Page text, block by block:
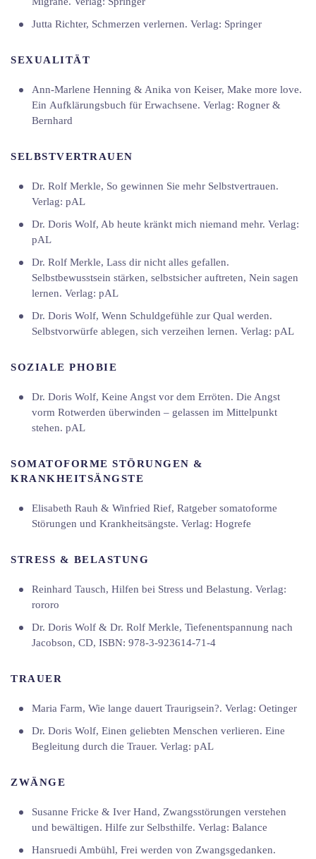
Jutta Richter, Schmerzen verlernen. Verlag: Springer
SEXUALITÄT
Ann-Marlene Henning & Anika von Keiser, Make more love.
Ein Aufklärungsbuch für Erwachsene. Verlag: Rogner &
Bernhard
SELBSTVERTRAUEN
Dr. Rolf Merkle, So gewinnen Sie mehr Selbstvertrauen.
Verlag: pAL
Dr. Doris Wolf, Ab heute kränkt mich niemand mehr. Verlag:
pAL
Dr. Rolf Merkle, Lass dir nicht alles gefallen.
Selbstbewusstsein stärken, selbstsicher auftreten, Nein sagen
lernen. Verlag: pAL
Dr. Doris Wolf, Wenn Schuldgefühle zur Qual werden.
Selbstvorwürfe ablegen, sich verzeihen lernen. Verlag: pAL
SOZIALE PHOBIE
Dr. Doris Wolf, Keine Angst vor dem Erröten. Die Angst
vorm Rotwerden überwinden – gelassen im Mittelpunkt
stehen. pAL
SOMATOFORME STÖRUNGEN &
KRANKHEITSÄNGSTE
Elisabeth Rauh & Winfried Rief, Ratgeber somatoforme
Störungen und Krankheitsängste. Verlag: Hogrefe
STRESS & BELASTUNG
Reinhard Tausch, Hilfen bei Stress und Belastung. Verlag:
rororo
Dr. Doris Wolf & Dr. Rolf Merkle, Tiefenentspannung nach
Jacobson, CD, ISBN: 978-3-923614-71-4
TRAUER
Maria Farm, Wie lange dauert Traurigsein?. Verlag: Oetinger
Dr. Doris Wolf, Einen geliebten Menschen verlieren. Eine
Begleitung durch die Trauer. Verlag: pAL
ZWÄNGE
Susanne Fricke & Iver Hand, Zwangsstörungen verstehen
und bewältigen. Hilfe zur Selbsthilfe. Verlag: Balance
Hansruedi Ambühl, Frei werden von Zwangsgedanken.